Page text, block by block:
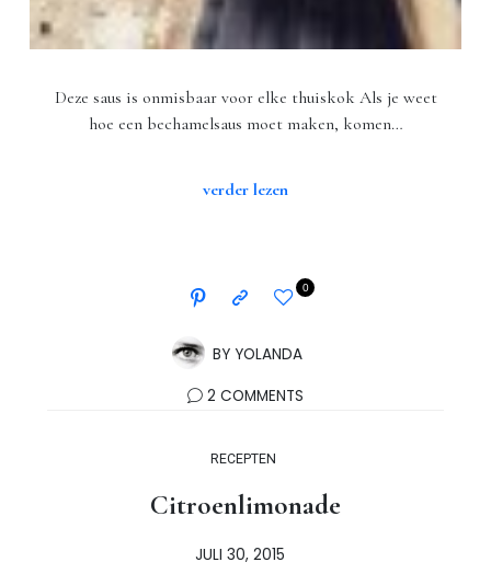
Deze saus is onmisbaar voor elke thuiskok Als je weet
hoe een bechamelsaus moet maken, komen…
verder lezen
BY YOLANDA
0
2 COMMENTS
RECEPTEN
Citroenlimonade
JULI 30, 2015